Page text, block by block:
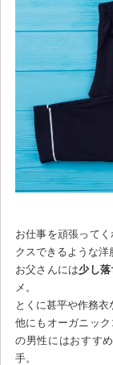
お仕事を頑張って
クスできるような洋
お父さんには少し落
メ。
とくに甚平や作務衣
他にもオーガニッ
の男性にはおすす
手。